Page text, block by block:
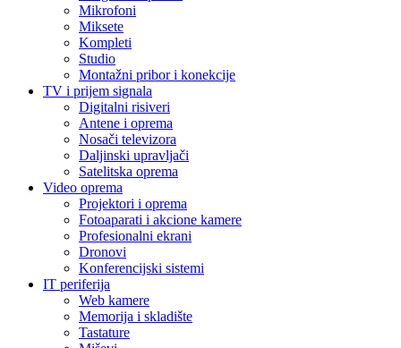
Mikrofoni
Miksete
Kompleti
Studio
Montažni pribor i konekcije
TV i prijem signala
Digitalni risiveri
Antene i oprema
Nosači televizora
Daljinski upravljači
Satelitska oprema
Video oprema
Projektori i oprema
Fotoaparati i akcione kamere
Profesionalni ekrani
Dronovi
Konferencijski sistemi
IT periferija
Web kamere
Memorija i skladište
Tastature